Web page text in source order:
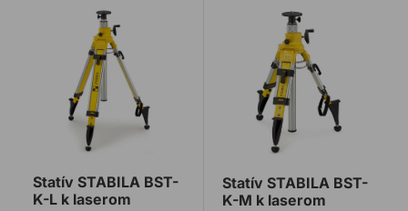
Statív STABILA BST-K-L k laserom
Statív STABILA BST-
K-L k laserom
Statív STABILA BST-K-M k
Statív STABILA BST-
K-M k laserom